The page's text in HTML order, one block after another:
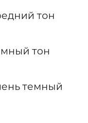
тон
тон
темный